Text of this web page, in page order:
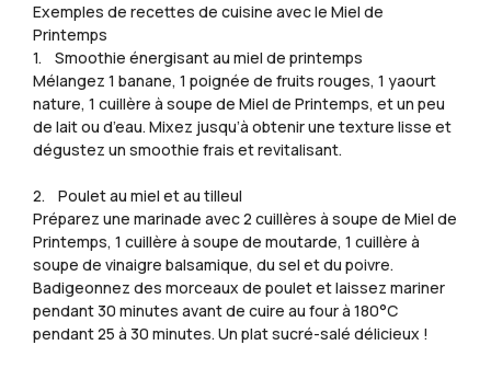
Exemples de recettes de cuisine avec le Miel de
Printemps
1. Smoothie énergisant au miel de printemps
Mélangez 1 banane, 1 poignée de fruits rouges, 1 yaourt
nature, 1 cuillère à soupe de Miel de Printemps, et un peu
de lait ou d’eau. Mixez jusqu’à obtenir une texture lisse et
dégustez un smoothie frais et revitalisant.
2. Poulet au miel et au tilleul
Préparez une marinade avec 2 cuillères à soupe de Miel de
Printemps, 1 cuillère à soupe de moutarde, 1 cuillère à
soupe de vinaigre balsamique, du sel et du poivre.
Badigeonnez des morceaux de poulet et laissez mariner
pendant 30 minutes avant de cuire au four à 180°C
pendant 25 à 30 minutes. Un plat sucré-salé délicieux !